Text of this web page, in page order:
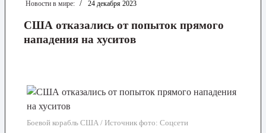
Новости в мире: 24 декабря 2023
США отказались от попыток прямого
нападения на хуситов
Боевой корабль США / Источник фото: Соцсети